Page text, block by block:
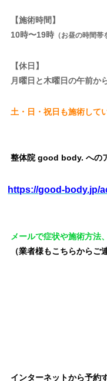
【施術時間】
10時〜19時 （お昼の時間帯
【休日】
月曜日と木曜日の午前か
土・日・祝日も施術して
整体院 good body. への
https://good-body.jp/
メールで症状や施術方法
（業者様もこちらからご
インターネットから予約